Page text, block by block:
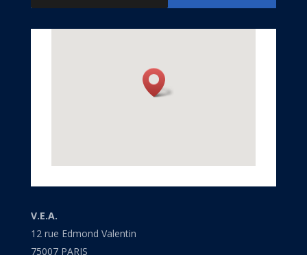
V.E.A.
12 rue Edmond Valentin
75007 PARIS